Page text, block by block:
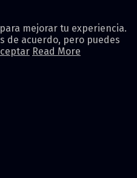
mejorar tu experiencia.
de acuerdo, pero puedes
Read More